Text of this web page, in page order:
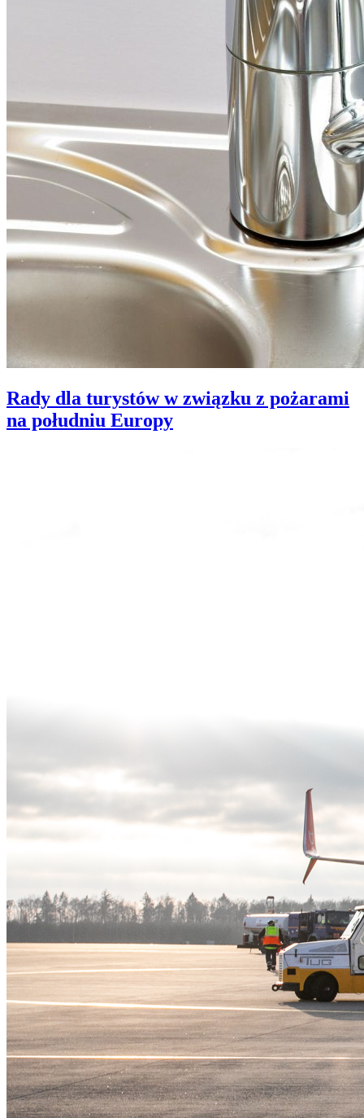
Rady dla turystów w związku z pożarami
na południu Europy